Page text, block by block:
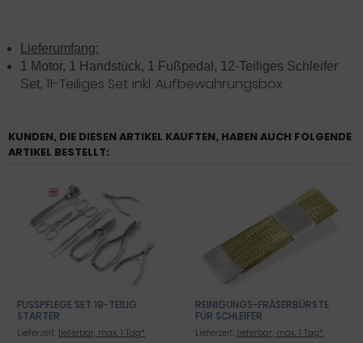
Lieferumfang:
1 Motor, 1 Handstück, 1 Fußpedal, 12-Teiliges Schleifer
Set, 11-Teiliges Set inkl. Aufbewahrungsbox
KUNDEN, DIE DIESEN ARTIKEL KAUFTEN, HABEN AUCH FOLGENDE
ARTIKEL BESTELLT:
FUSSPFLEGE SET 19-TEILIG S
TARTER
Lieferzeit: lieferbar, max. 1 Tag*
REINIGUNGS-FRÄSERBÜRSTE
FÜR SCHLEIFER
Lieferzeit: lieferbar, max. 1 Tag*